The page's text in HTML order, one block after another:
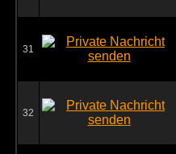
31
32